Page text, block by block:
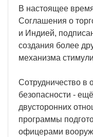
В настоящее
Соглашения о
и Индией,
создания более
механизма
Сотрудничество в
безопасности -
двусторонних
программы
офицерами